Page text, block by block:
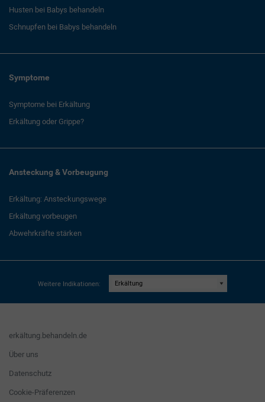
Husten bei Babys behandeln
Schnupfen bei Babys behandeln
Symptome
Symptome bei Erkältung
Erkältung oder Grippe?
Ansteckung & Vorbeugung
Erkältung: Ansteckungswege
Erkältung vorbeugen
Abwehrkräfte stärken
Weitere Indikationen:
erkältung.behandeln.de
Über uns
Datenschutz
Cookie-Präferenzen